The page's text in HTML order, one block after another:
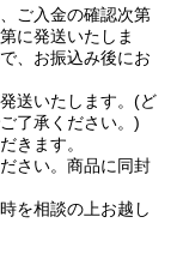
ご入金の確認次第
に発送いたしま
、お振込み後にお
送いたします。(ど
了承ください。)
きます。
さい。商品に同封
を相談の上お越し